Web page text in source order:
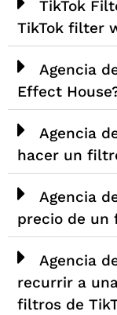
TikTok
TikTok filter
Agencia
Effect
Agencia
hacer un
Agencia
precio de un
Agencia
recurrir a
filtros de